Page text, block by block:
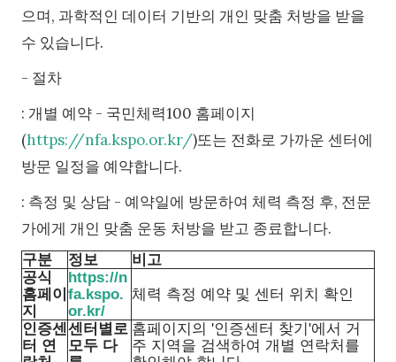
으며, 과학적인 데이터 기반의 개인 맞춤 처방을 받을
수 있습니다.
- 절차
: 개별 예약 - 국민체력100 홈페이지
(https://nfa.kspo.or.kr/)또는 전화로 가까운 센터에
방문 일정을 예약합니다.
: 측정 및 상담 - 예약일에 방문하여 체력 측정 후, 전문
가에게 개인 맞춤 운동 처방을 받고 종료합니다.
구분 정보
비고
공식
홈페이
지
https://n
fa.kspo.
or.kr/
체력 측정 예약 및 센터 위치 확인
인증센
터 연
센터별로
모두 다
홈페이지의 '인증센터 찾기'에서 거
주 지역을 검색하여 개별 연락처를